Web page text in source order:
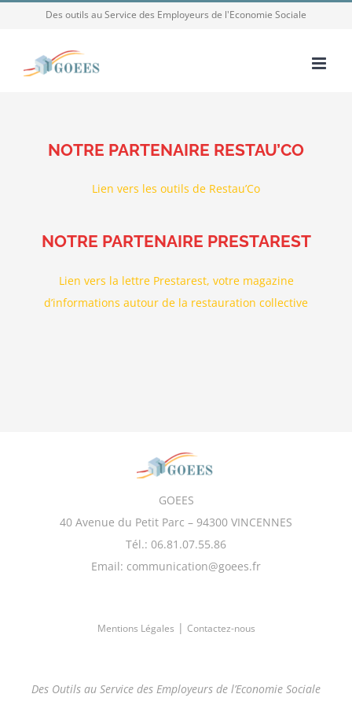
contenu
Des outils au Service des Employeurs de l'Economie Sociale
NOTRE PARTENAIRE RESTAU’CO
Lien vers les outils de Restau’Co
NOTRE PARTENAIRE PRESTAREST
Lien vers la lettre Prestarest, votre magazine
d’informations autour de la restauration collective
GOEES
40 Avenue du Petit Parc – 94300 VINCENNES
Tél.: 06.81.07.55.86
Email: communication@goees.fr
Mentions Légales | Contactez-nous
Des Outils au Service des Employeurs de l’Economie Sociale